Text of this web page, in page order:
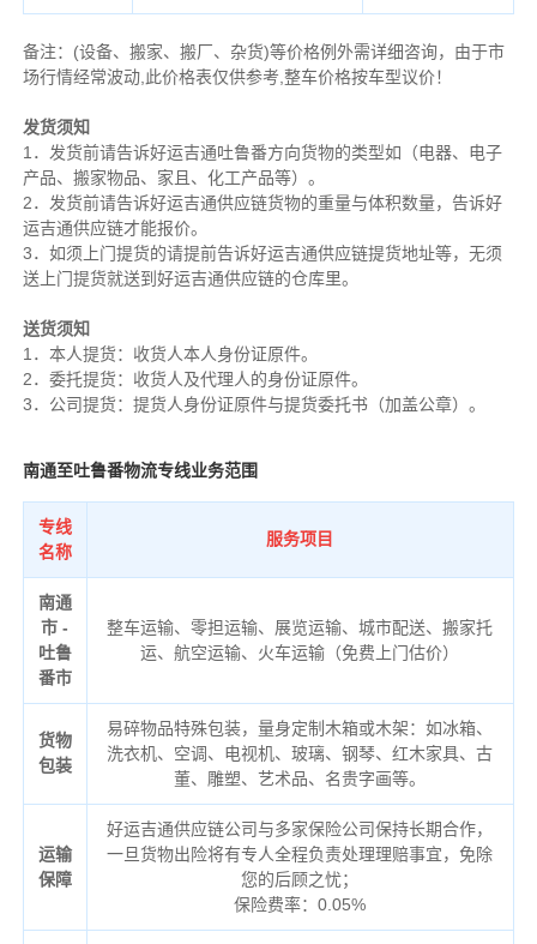
备注： (设备、搬家、搬厂、杂货)等价格例外需详细咨询，由于市
场行情经常波动,此价格表仅供参考,整车价格按车型议价！
发货须知
1．发货前请告诉好运吉通吐鲁番方向货物的类型如（电器、电子
产品、搬家物品、家且、化工产品等）。
2．发货前请告诉好运吉通供应链货物的重量与体积数量，告诉好
运吉通供应链才能报价。
3．如须上门提货的请提前告诉好运吉通供应链提货地址等，无须
送上门提货就送到好运吉通供应链的仓库里。
送货须知
1．本人提货：收货人本人身份证原件。
2．委托提货：收货人及代理人的身份证原件。
3．公司提货：提货人身份证原件与提货委托书（加盖公章）。
南通至吐鲁番物流专线业务范围
专线
名称
服务项目
南通
市 -
吐鲁
番市
整车运输、零担运输、展览运输、城市配送、搬家托
运、航空运输、火车运输（免费上门估价）
货物
包装
易碎物品特殊包装，量身定制木箱或木架：如冰箱、
洗衣机、空调、电视机、玻璃、钢琴、红木家具、古
董、雕塑、艺术品、名贵字画等。
运输
保障
好运吉通供应链公司与多家保险公司保持长期合作，
一旦货物出险将有专人全程负责处理理赔事宜，免除
您的后顾之忧；
保险费率：0.05%